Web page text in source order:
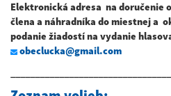
Elektronická adresa na doručenie
člena a náhradníka do miestnej a
podanie žiadostí na vydanie
obeclucka@gmail.com